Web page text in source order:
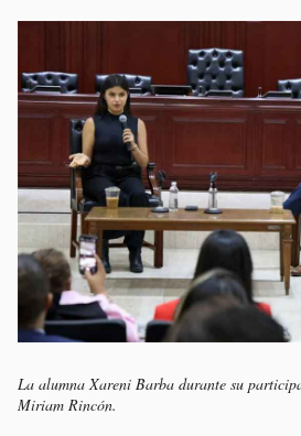
La alumna Xareni Barba durante su
Miriam Rincón.